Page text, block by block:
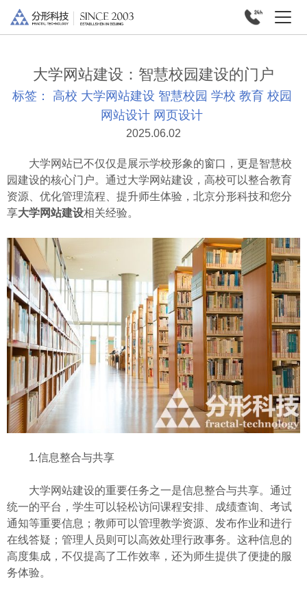
大学网站建设：智慧校园建设的门户
标签： 高校 大学网站建设 智慧校园 学校 教育 校园
网站设计 网页设计
2025.06.02
大学网站已不仅仅是展示学校形象的窗口，更是智慧校
园建设的核心门户。通过大学网站建设，高校可以整合教育
资源、优化管理流程、提升师生体验，北京分形科技和您分
享大学网站建设相关经验。
1.信息整合与共享
大学网站建设的重要任务之一是信息整合与共享。通过
统一的平台，学生可以轻松访问课程安排、成绩查询、考试
通知等重要信息；教师可以管理教学资源、发布作业和进行
在线答疑；管理人员则可以高效处理行政事务。这种信息的
高度集成，不仅提高了工作效率，还为师生提供了便捷的服
务体验。